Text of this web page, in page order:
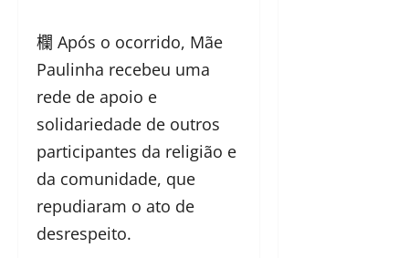
欄 Após o ocorrido, Mãe
Paulinha recebeu uma
rede de apoio e
solidariedade de outros
participantes da religião e
da comunidade, que
repudiaram o ato de
desrespeito.